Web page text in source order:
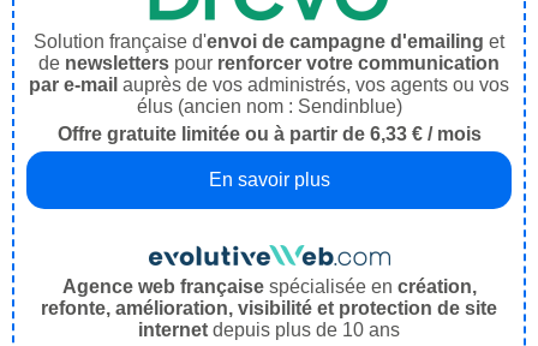
Solution française d'envoi de campagne d'emailing et
de newsletters pour renforcer votre communication
par e-mail auprès de vos administrés, vos agents ou vos
élus (ancien nom : Sendinblue)
Offre gratuite limitée ou à partir de 6,33 € / mois
En savoir plus
Agence web françaisespécialisée en création,
refonte, amélioration, visibilité et protection de site
internet depuis plus de 10 ans